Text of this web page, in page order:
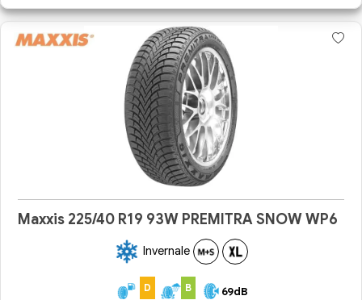
Maxxis 225/40 R19 93W PREMITRA SNOW WP6
Invernale
D B 69dB